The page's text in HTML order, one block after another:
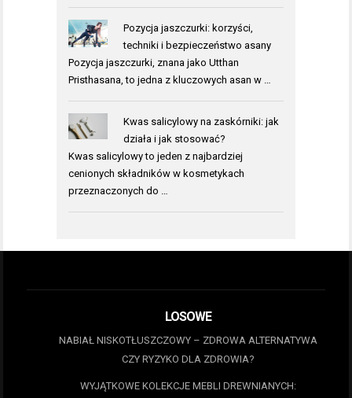
Pozycja jaszczurki: korzyści,
techniki i bezpieczeństwo asany
Pozycja jaszczurki, znana jako Utthan
Pristhasana, to jedna z kluczowych asan w …
Kwas salicylowy na zaskórniki: jak
działa i jak stosować?
Kwas salicylowy to jeden z najbardziej
cenionych składników w kosmetykach
przeznaczonych do …
LOSOWE
NABIAŁ NISKOTŁUSZCZOWY – ZDROWA ALTERNATYWA
CZY RYZYKO DLA ZDROWIA?
WYJĄTKOWE KOLEKCJE MEBLI DREWNIANYCH: